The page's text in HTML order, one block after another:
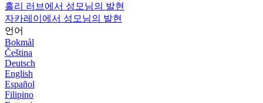
홀리 러브에서 성모님의 발현
자카레이에서 성모님의 발현
언어
Bokmål
Čeština
Deutsch
English
Español
Filipino